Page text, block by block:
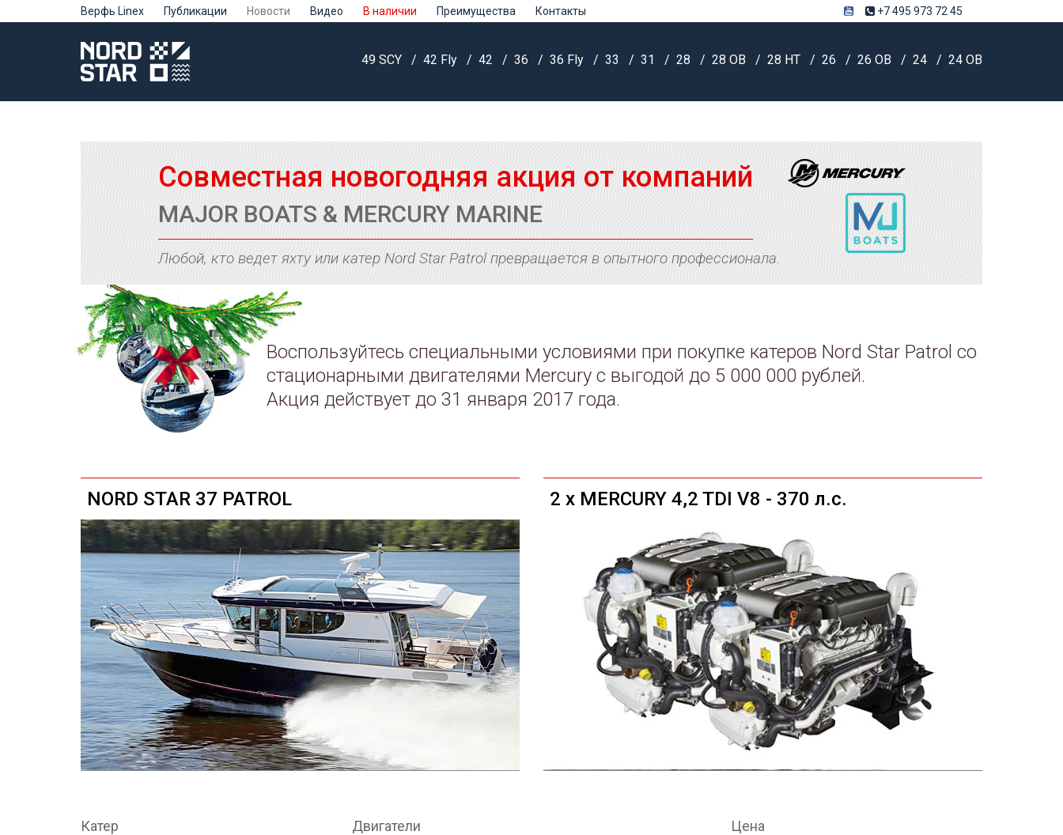
Верфь Linex Публикации Новости Видео В наличии Преимущества Контакты +7 495 973 72 45
49 SCY 42 Fly 42 36 36 Fly 33 31 28 28 OB 28 HT 26 26 OB 24 24 OB
Совместная новогодняя акция от компаний
MAJOR BOATS & MERCURY MARINE
Любой, кто ведет яхту или катер Nord Star Patrol превращается в опытного профессионала.
Воспользуйтесь специальными условиями при покупке катеров Nord Star Patrol со
стационарными двигателями Mercury с выгодой до 5 000 000 рублей.
Акция действует до 31 января 2017 года.
NORD STAR 37 PATROL 2 x MERCURY 4,2 TDI V8 - 370 л.с.
Катер Двигатели Цена